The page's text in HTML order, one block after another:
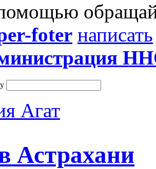
foter написать
Агат
Астрахани